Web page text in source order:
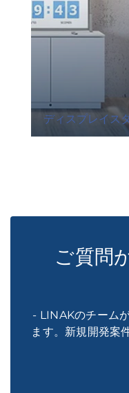
ディスプレイス
ご質問
- LINAKのチーム
ます。新規開発案